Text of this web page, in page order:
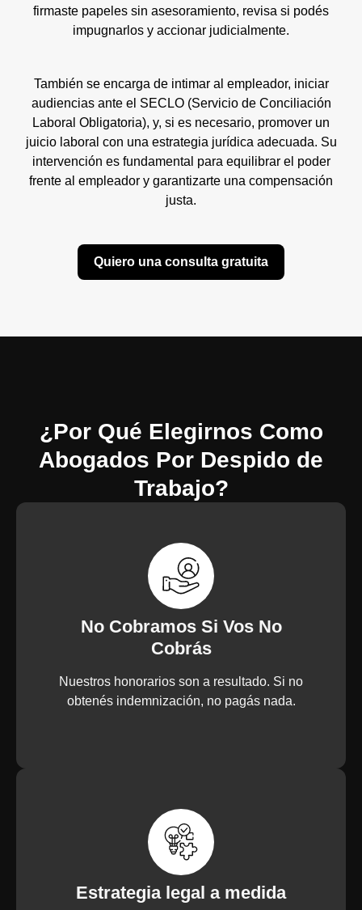
firmaste papeles sin asesoramiento, revisa si podés
impugnarlos y accionar judicialmente.
También se encarga de intimar al empleador, iniciar
audiencias ante el SECLO (Servicio de Conciliación
Laboral Obligatoria), y, si es necesario, promover un
juicio laboral con una estrategia jurídica adecuada. Su
intervención es fundamental para equilibrar el poder
frente al empleador y garantizarte una compensación
justa.
Quiero una consulta gratuita
¿Por Qué Elegirnos Como
Abogados Por Despido de
Trabajo?
No Cobramos Si Vos No
Cobrás
Nuestros honorarios son a resultado. Si no
obtenés indemnización, no pagás nada.
Estrategia legal a medida